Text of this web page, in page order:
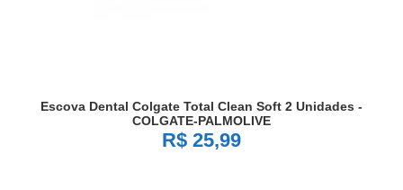
Escova Dental Colgate Total Clean Soft 2 Unidades -
COLGATE-PALMOLIVE
R$ 25,99